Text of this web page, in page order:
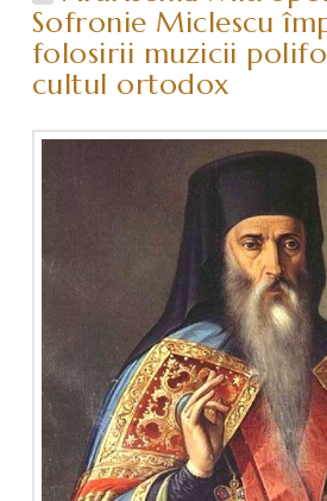
Sofronie Miclescu
folosirii muzicii
cultul ortodox